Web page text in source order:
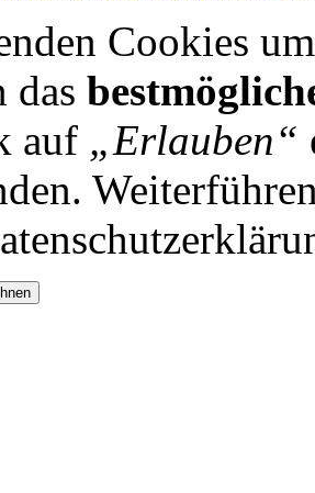
Cookies
das
auf „Erlauben“